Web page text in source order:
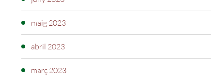
maig 2023
abril 2023
març 2023